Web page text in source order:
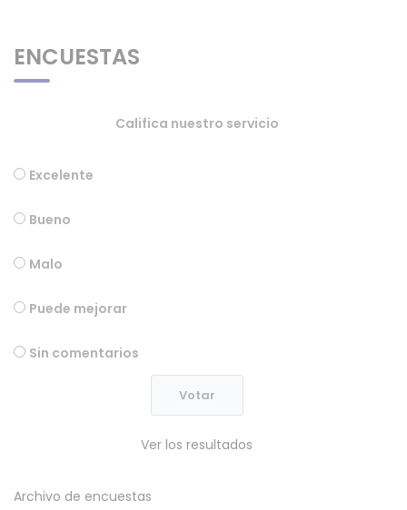
ENCUESTAS
Califica nuestro servicio
Excelente
Bueno
Malo
Puede mejorar
Sin comentarios
Ver los resultados
Archivo de encuestas